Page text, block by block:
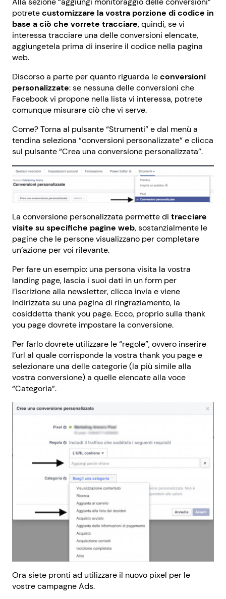
potretecustomizzare la vostra porzione di codice in
base a ciò che vorrete tracciare, quindi, se vi
interessa tracciare una delle conversioni elencate,
aggiungetela prima di inserire il codice nella pagina
web.
Discorso a parte per quanto riguarda leconversioni
personalizzate: se nessuna delle conversioni che
Facebook vi propone nella lista vi interessa, potrete
comunque misurare ciò che vi serve.
Come?Torna al pulsante “Strumenti” e dal menù a
tendina seleziona “conversioni personalizzate” e clicca
sul pulsante “Crea una conversione personalizzata”.
La conversione personalizzata permette di tracciare
visite su specifiche pagine web, sostanzialmente le
pagine che le persone visualizzano per completare
un’azione per voi rilevante.
Per fare un esempio: una persona visita la vostra
landing page, lascia i suoi dati in un form per
l’iscrizione alla newsletter, clicca invia e viene
indirizzata su una pagina di ringraziamento, la
cosiddetta thank you page. Ecco, proprio sulla thank
you page dovrete impostare la conversione.
Per farlo dovrete utilizzare le “regole”, ovvero inserire
l’url al quale corrisponde la vostra thank you page e
selezionare una delle categorie (la più simile alla
vostra conversione) a quelle elencate alla voce
“Categoria”.
Ora siete pronti ad utilizzare il nuovo pixel per le
vostre campagne Ads.